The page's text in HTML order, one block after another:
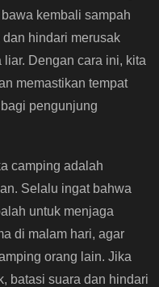
kembali sampah
hindari merusak
Dengan cara ini, kita
memastikan tempat
pengunjung
camping adalah
Selalu ingat bahwa
untuk menjaga
di malam hari, agar
orang lain. Jika
batasi suara dan hindari